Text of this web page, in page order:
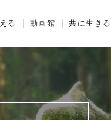
る 動画館 共に生きる